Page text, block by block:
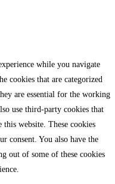
while you navigate
cookies that are categorized
are essential for the working
use third-party cookies that
this website. These cookies
consent. You also have the
out of some of these cookies